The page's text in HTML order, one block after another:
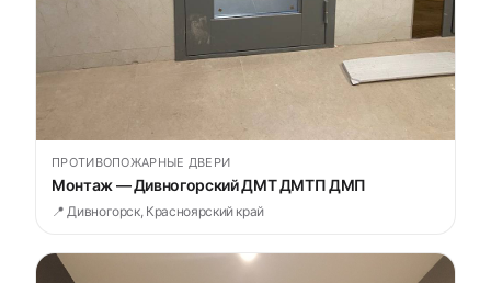
ПРОТИВОПОЖАРНЫЕ ДВЕРИ
Монтаж — Дивногорский ДМТ ДМТП ДМП
📍 Дивногорск, Красноярский край